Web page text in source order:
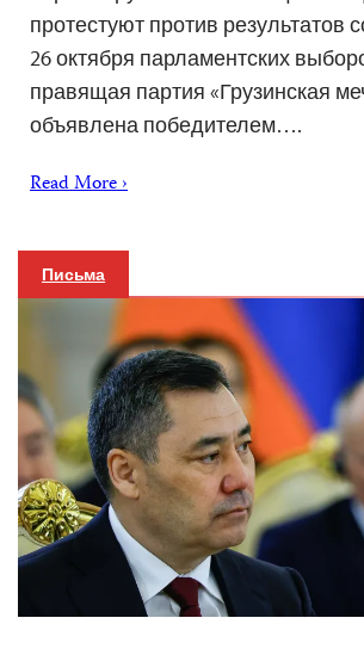
протестуют против результатов
26 октября парламентских
правящая партия «Грузинская
объявлена ​​победителем….
Read More ›
Письма